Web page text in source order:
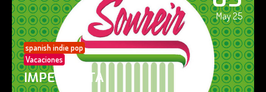
May 25
spanish indie pop
Vacaciones
IMPERFECTA